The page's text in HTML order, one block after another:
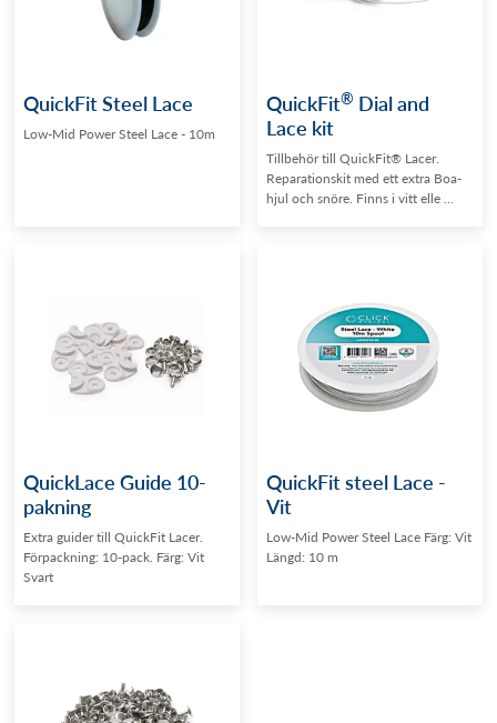
QuickFit Steel Lace
Low-Mid Power Steel Lace - 10m
QuickFit® Dial and
Lace kit
Tillbehör till QuickFit® Lacer.
Reparationskit med ett extra Boa-
hjul och snöre. Finns i vitt elle ...
QuickLace Guide 10-
pakning
Extra guider till QuickFit Lacer.
Förpackning: 10-pack. Färg: Vit
Svart
QuickFit steel Lace -
Vit
Low-Mid Power Steel Lace Färg: Vit
Längd: 10 m